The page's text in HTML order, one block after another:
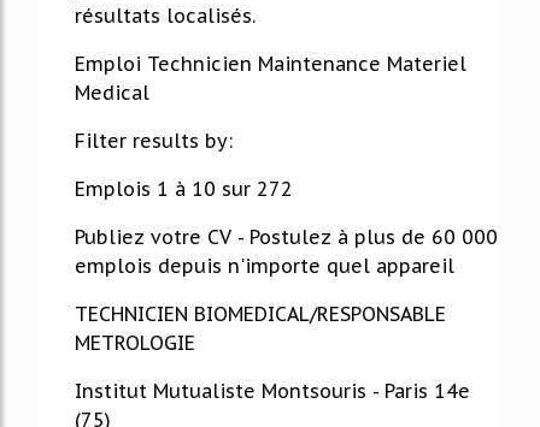
résultats localisés.
Emploi Technicien Maintenance Materiel
Medical
Filter results by:
Emplois 1 à 10 sur 272
Publiez votre CV - Postulez à plus de 60 000
emplois depuis n'importe quel appareil
TECHNICIEN BIOMEDICAL/RESPONSABLE
METROLOGIE
Institut Mutualiste Montsouris - Paris 14e
(75)